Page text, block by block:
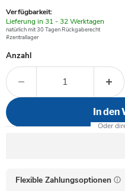
Verfügbarkeit:
Verfügbar
-
Lieferung in 31 - 32 Werktagen
natürlich mit 30 Tagen Rückgaberecht
#zentrallager
Anzahl
In den
Flexible Zahlungsoptionen